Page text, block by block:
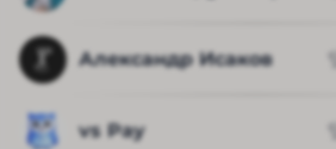
Александр Исаков
vs Pay